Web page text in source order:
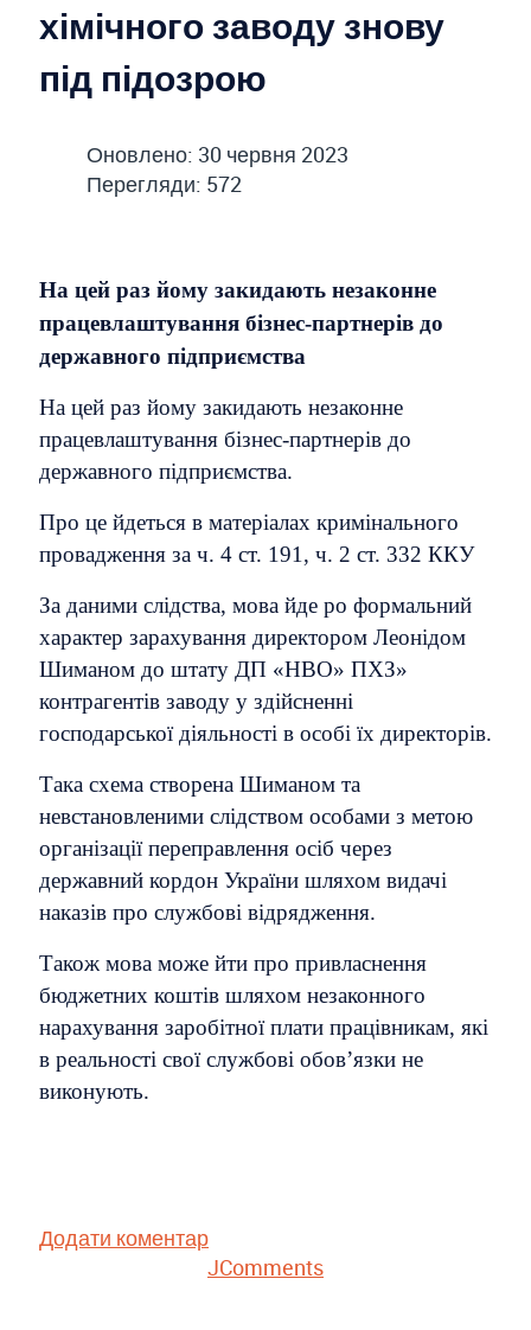
хімічного заводу знову
під підозрою
Оновлено: 30 червня 2023
Перегляди: 572
На цей раз йому закидають незаконне
працевлаштування бізнес-партнерів до
державного підприємства
На цей раз йому закидають незаконне
працевлаштування бізнес-партнерів до
державного підприємства.
Про це йдеться в матеріалах кримінального
провадження за ч. 4 ст. 191, ч. 2 ст. 332 ККУ
За даними слідства, мова йде ро формальний
характер зарахування директором Леонідом
Шиманом до штату ДП «НВО» ПХЗ»
контрагентів заводу у здійсненні
господарської діяльності в особі їх директорів.
Така схема створена Шиманом та
невстановленими слідством особами з метою
організації переправлення осіб через
державний кордон України шляхом видачі
наказів про службові відрядження.
Також мова може йти про привласнення
бюджетних коштів шляхом незаконного
нарахування заробітної плати працівникам, які
в реальності свої службові обов’язки не
виконують.
Додати коментар
JComments